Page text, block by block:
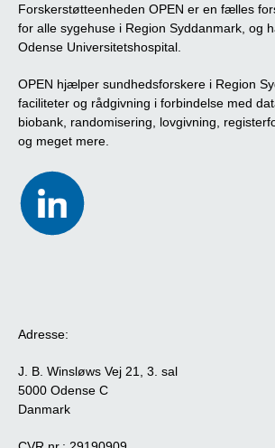
Forskerstøtteenheden OPEN er en fælles
for alle sygehuse i Region Syddanmark, og
Odense Universitetshospital.
OPEN hjælper sundhedsforskere i Region
faciliteter og rådgivning i forbindelse med
biobank, randomisering, lovgivning,
og meget mere.
Adresse:
J. B. Winsløws Vej 21, 3. sal
5000 Odense C
Danmark